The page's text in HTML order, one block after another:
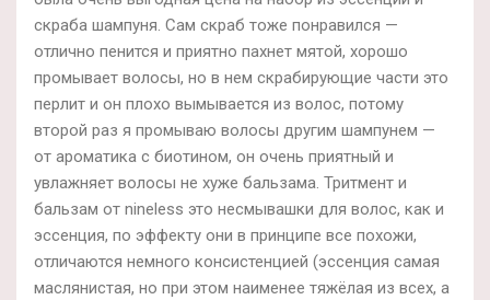
скраба шампуня. Сам скраб тоже понравился —
отлично пенится и приятно пахнет мятой, хорошо
промывает волосы, но в нем скрабирующие части это
перлит и он плохо вымывается из волос, потому
второй раз я промываю волосы другим шампунем —
от ароматика с биотином, он очень приятный и
увлажняет волосы не хуже бальзама. Тритмент и
бальзам от nineless это несмывашки для волос, как и
эссенция, по эффекту они в принципе все похожи,
отличаются немного консистенцией (эссенция самая
маслянистая, но при этом наименее тяжёлая из всех, а